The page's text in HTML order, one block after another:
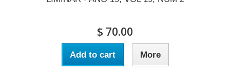
$ 70.00
Add to cart More